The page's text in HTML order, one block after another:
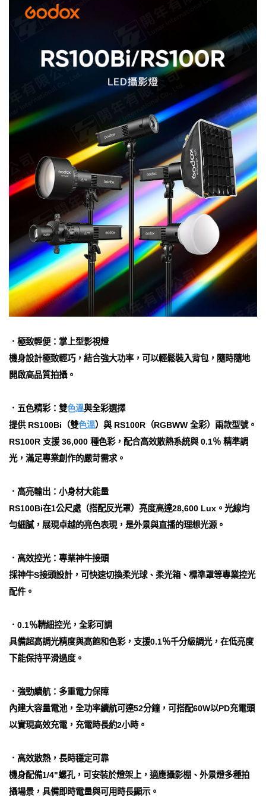
．極致輕便：掌上型影視燈
機身設計極致輕巧，結合強大功率，可以輕鬆裝入背包，隨時隨地
開啟高品質拍攝。
．五色精彩：雙色溫與全彩選擇
提供 RS100Bi（雙色溫）與 RS100R（RGBWW 全彩）兩款型號。
RS100R 支援 36,000 種色彩，配合高效散熱系統與 0.1％ 精準調
光，滿足專業創作的嚴苛需求。
．高亮輸出：小身材大能量
RS100Bi在1公尺處（搭配反光罩）亮度高達28,600 Lux。光線均
勻細膩，展現卓越的亮色表現，是外景與直播的理想光源。
．高效控光：專業神牛接頭
採神牛S接頭設計，可快速切換柔光球、柔光箱、標準罩等專業控光
配件。
．0.1％精細控光，全彩可調
具備超高調光精度與高飽和色彩，支援0.1％千分級調光，在低亮度
下能保持平滑過度。
．強勁續航：多重電力保障
內建大容量電池，全功率續航可達52分鐘，可搭配60W以PD充電頭
以實現高效充電，充電時長約2小時。
．高效散熱，長時穩定可靠
機身配備1/4"螺孔，可安裝於燈架上，適應攝影棚、外景燈多種拍
攝場景，具備即時電量與可用時長顯示。